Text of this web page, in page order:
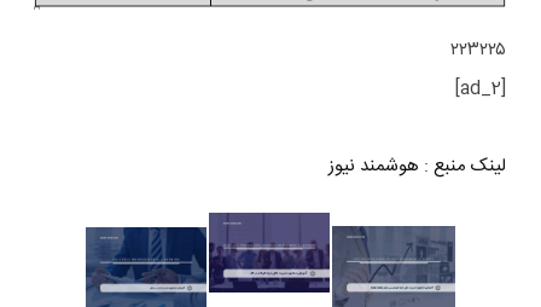
۲۲۳۲۲۵
[ad_2]
لینک منبع : هوشمند نیوز